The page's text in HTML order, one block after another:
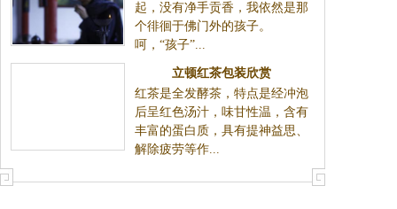
起，没有净手贡香，我依然是那
个徘徊于佛门外的孩子。
呵，“孩子”...
立顿红茶包装欣赏
红茶是全发酵茶，特点是经冲泡
后呈红色汤汁，味甘性温，含有
丰富的蛋白质，具有提神益思、
解除疲劳等作...